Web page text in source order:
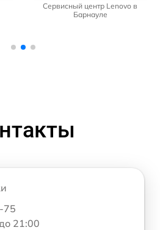
Сервисный центр Lenovo в
Барнауле
75
21:00